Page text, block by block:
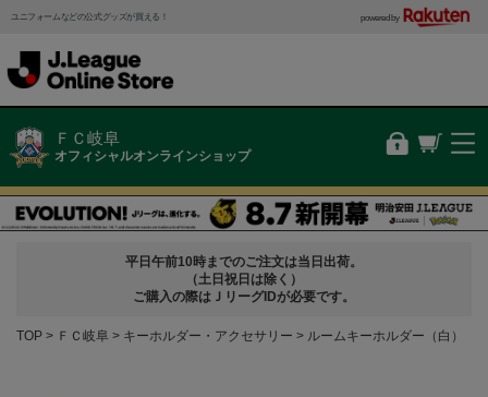
ユニフォームなどの公式グッズが買える！ powered by
ＦＣ岐阜
オフィシャルオンラインショップ
平日午前10時までのご注文は当日出荷。
（土日祝日は除く）
ご購入の際はＪリーグIDが必要です。
TOP ＦＣ岐阜 キーホルダー・アクセサリー ルームキーホルダー（白）